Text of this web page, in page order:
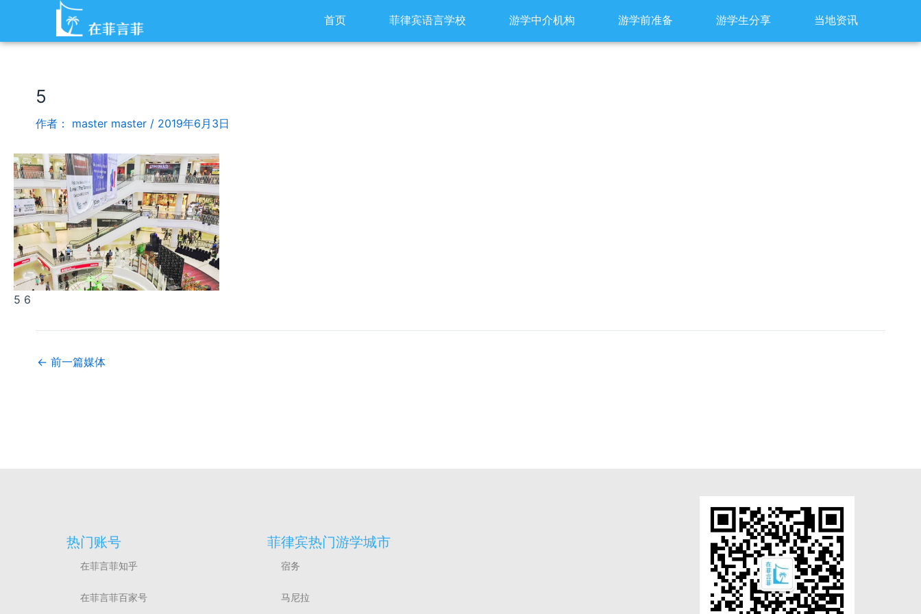
内
首页 菲律宾语言学校 游学中介机构 游学前准备 游学生分享 当地资讯
5
作者： master master / 2019年6月3日
5 6
Post
navigation
← 前一篇媒体
热门账号
在菲言菲知乎
在菲言菲百家号
菲律宾热门游学城市
宿务
马尼拉